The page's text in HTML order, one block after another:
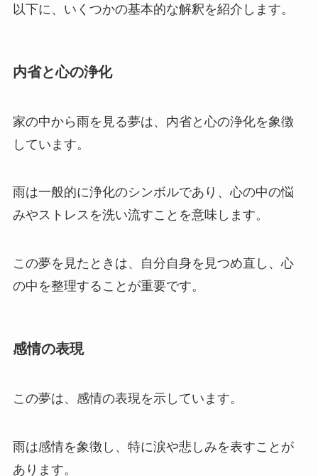
以下に、いくつかの基本的な解釈を紹介します。
内省と心の浄化
家の中から雨を見る夢は、内省と心の浄化を象徴
しています。
雨は一般的に浄化のシンボルであり、心の中の悩
みやストレスを洗い流すことを意味します。
この夢を見たときは、自分自身を見つめ直し、心
の中を整理することが重要です。
感情の表現
この夢は、感情の表現を示しています。
雨は感情を象徴し、特に涙や悲しみを表すことが
あります。